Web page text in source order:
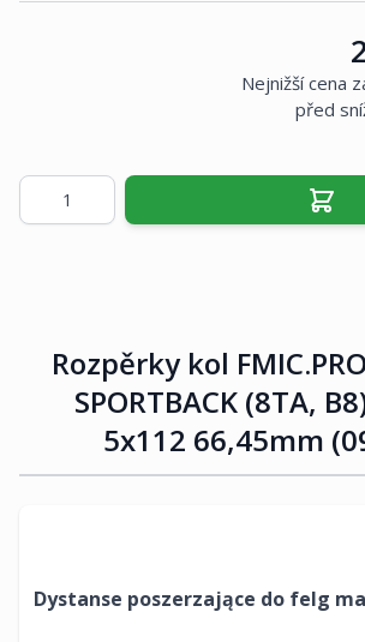
Nejnižší cena
před
Množství
Rozpěrky kol
SPORTBACK (8TA,
5x112 66,45mm
Dystanse poszerzające do felg